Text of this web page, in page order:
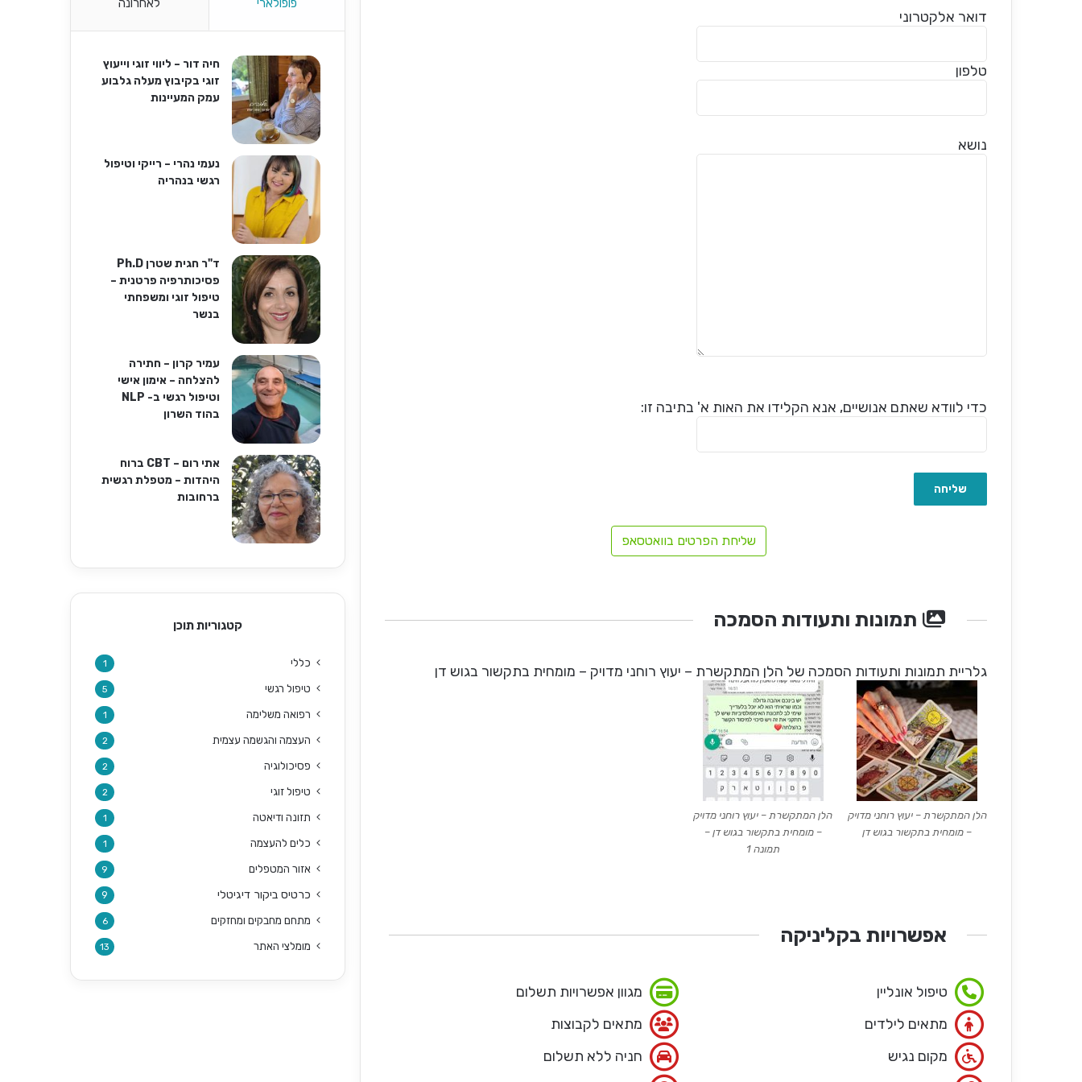
דואר אלקטרוני
טלפון
נושא
כדי לוודא שאתם אנושיים, אנא הקלידו את האות א' בתיבה זו:
שליחת הפרטים בוואטסאפ
תמונות ותעודות הסמכה
גלריית תמונות ותעודות הסמכה של הלן המתקשרת – יעוץ רוחני מדויק – מומחית בתקשור בגוש דן
הלן המתקשרת – יעוץ רוחני מדויק
– מומחית בתקשור בגוש דן
הלן המתקשרת – יעוץ רוחני מדויק
– מומחית בתקשור בגוש דן –
תמונה 1
אפשרויות בקליניקה
טיפול אונליין
מגוון אפשרויות תשלום
מתאים לילדים
מתאים לקבוצות
מקום נגיש
חניה ללא תשלום
פופולארי לאחרונה
חיה דור – ליווי זוגי וייעוץ
זוגי בקיבוץ מעלה גלבוע
עמק המעיינות
נעמי נהרי – רייקי וטיפול
רגשי בנהריה
ד"ר חגית שטרן Ph.D
פסיכותרפיה פרטנית –
טיפול זוגי ומשפחתי
בנשר
עמיר קרון – חתירה
להצלחה – אימון אישי
וטיפול רגשי ב- NLP
בהוד השרון
אתי רום – CBT ברוח
היהדות – מטפלת רגשית
ברחובות
קטגוריות תוכן
כללי 1
טיפול רגשי 5
רפואה משלימה 1
העצמה והגשמה עצמית 2
פסיכולוגיה 2
טיפול זוגי 2
תזונה ודיאטה 1
כלים להעצמה 1
אזור המטפלים 9
כרטיס ביקור דיגיטלי 9
מתחם מחבקים ומחזקים 6
מומלצי האתר 13